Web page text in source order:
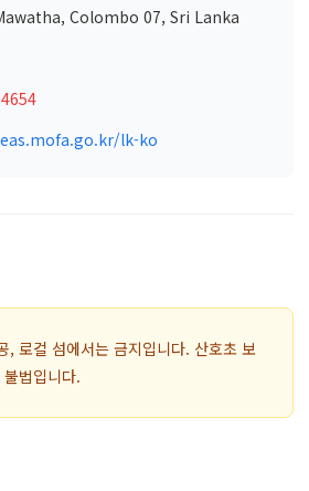
Colombo 07, Sri Lanka
lk-ko
, 로컬 섬에서는 금지입니다. 산호초 보
법입니다.